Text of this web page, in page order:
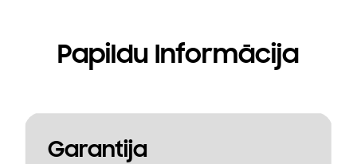
Papildu Informācija
Garantija